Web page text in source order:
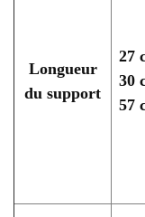
Longueur
du support
27
30
57